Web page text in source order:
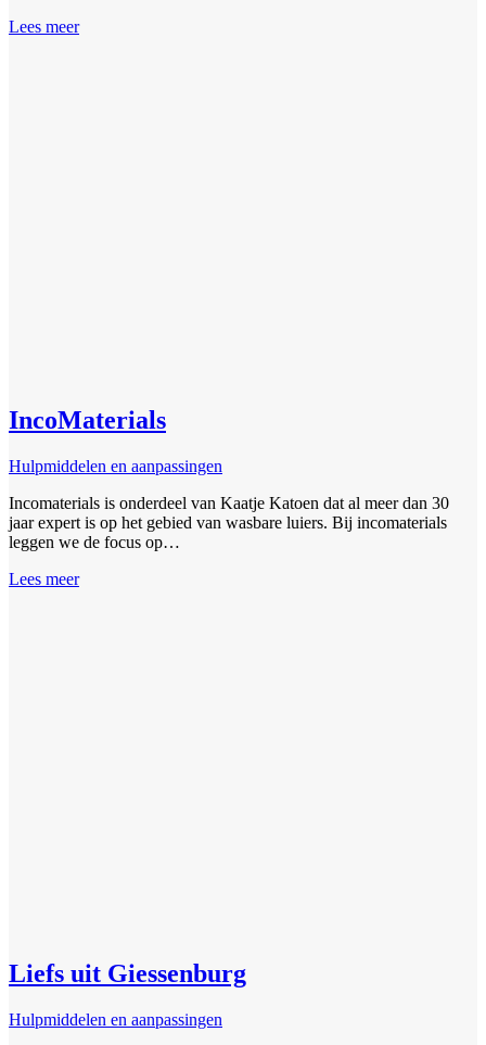
Lees meer
IncoMaterials
Hulpmiddelen en aanpassingen
Incomaterials is onderdeel van Kaatje Katoen dat al meer dan 30
jaar expert is op het gebied van wasbare luiers. Bij incomaterials
leggen we de focus op…
Lees meer
Liefs uit Giessenburg
Hulpmiddelen en aanpassingen